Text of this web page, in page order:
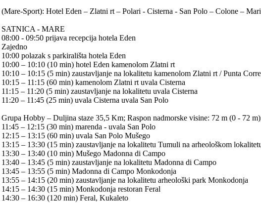
(Mare-Sport): Hotel Eden – Zlatni rt – Polari - Cisterna - San Polo – Colone –
SATNICA - MARE
08:00 - 09:50 prijava recepcija hotela Eden
Zajedno
10:00 polazak s parkirališta hotela Eden
10:00 – 10:10 (10 min) hotel Eden kamenolom Zlatni rt
10:10 – 10:15 (5 min) zaustavljanje na lokalitetu kamenolom Zlatni rt / Punta
10:15 – 11:15 (60 min) kamenolom Zlatni rt uvala Cisterna
11:15 – 11:20 (5 min) zaustavljanje na lokalitetu uvala Cisterna
11:20 – 11:45 (25 min) uvala Cisterna uvala San Polo
Grupa Hobby – Duljina staze 35,5 Km; Raspon nadmorske visine: 72 m (0 - 72
11:45 – 12:15 (30 min) marenda - uvala San Polo
12:15 – 13:15 (60 min) uvala San Polo Mušego
13:15 – 13:30 (15 min) zaustavljanje na lokalitetu Tumuli na arheološkom
13:30 – 13:40 (10 min) Mušego Madonna di Campo
13:40 – 13:45 (5 min) zaustavljanje na lokalitetu Madonna di Campo
13:45 – 13:55 (5 min) Madonna di Campo Monkodonja
13:55 – 14:15 (20 min) zaustavljanje na lokalitetu arheološki park Monkodonja
14:15 – 14:30 (15 min) Monkodonja restoran Feral
14:30 – 16:30 (120 min) Feral, Kukaleto